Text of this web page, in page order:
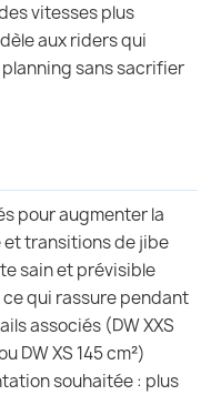
vitesses plus
aux riders qui
sans sacrifier
pour augmenter la
et transitions de jibe
sain et prévisible
ce qui rassure pendant
associés (DW XXS
DW XS 145 cm²)
souhaitée : plus